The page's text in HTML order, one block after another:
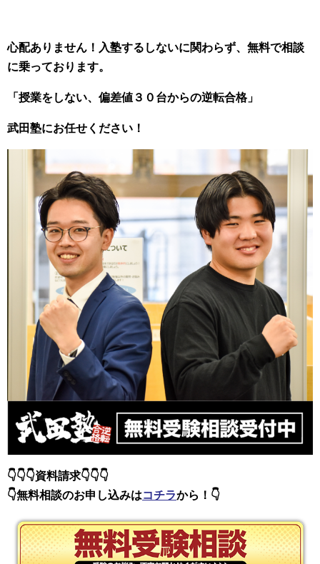
心配ありません！入塾するしないに関わらず、無料で相談
に乗っております。
「授業をしない、偏差値３０台からの逆転合格」
武田塾にお任せください！
👇👇👇資料請求👇👇👇
👇無料相談のお申し込みはコチラから！👇